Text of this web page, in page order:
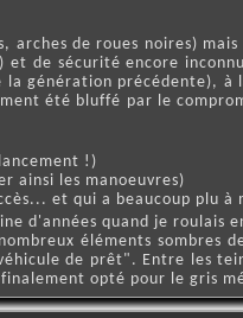
de roues noires)
de sécurité encore
génération précédente),
été bluffé par le
!)
ainsi les manoeuvres)
et qui a beaucoup plu à
quand je roulais
éléments sombres
de prêt". Entre les
opté pour le gris